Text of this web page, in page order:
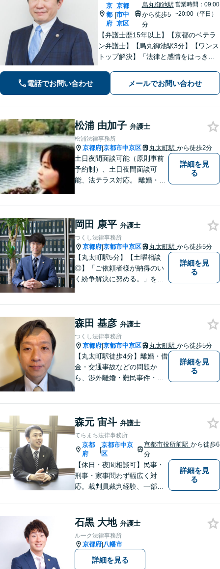
京
都
府
|
京都
市中
京区
烏丸御池駅
から徒歩5
分
営業時間：09:00
~20:00（平日）
【弁護士歴15年以上】【京都のベテラ
ン弁護士】【烏丸御池駅3分】【ワンス
トップ解決】「法律と感情をはっきり
問題、新型コロナが原因の借金、不動
産問題なども幅広く対応【女性弁護士
電話でお問い合わせ メールでお問い合わせ
松浦 由加子 弁護士
松浦法律事務所
京都府|京都市中京区 丸太町駅 から徒歩2分
土日夜間面談可能（原則事前
予約制）、土日夜間面談可
能、法テラス対応。 離婚・借
問題・クレーマー対応など事
業者様にも広く対応しており
ます。お気軽にご相談くださ
い。
詳細を見
る
岡田 康平 弁護士
つくし法律事務所
京都府|京都市中京区 丸太町駅 から徒歩5分
【丸太町駅5分】【土曜相談
◎】「ご依頼者様が納得のい
く紛争解決に努める。」をモ
題、中小企業関連法務で多数
実績ございます。ぜひ皆様の
お悩みをお聞かせください。
詳細を見
る
森田 基彦 弁護士
つくし法律事務所
京都府|京都市中京区 丸太町駅 から徒歩5分
【丸太町駅徒歩4分】離婚・借
金・交通事故などの問題か
ら、渉外離婚・難民事件・医
待ちしています。
詳細を見
る
森元 宙斗 弁護士
てらまち法律事務所
京都
府
|
京都市中京
区
京都市役所前駅から徒歩6
分
【休日・夜間相談可】民事・
刑事・家事問わず幅広く対
応。裁判員裁判経験、一部無
詳細を見
る
石黒 大地 弁護士
ルーク法律事務所
京都府|八幡市
詳細を見る